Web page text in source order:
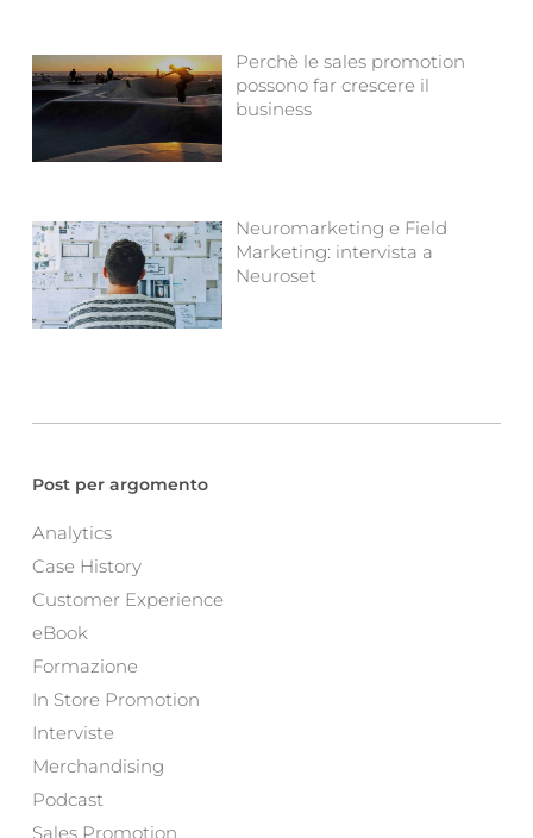
Perchè le sales promotion
possono far crescere il
business
Neuromarketing e Field
Marketing: intervista a
Neuroset
Post per argomento
Analytics
Case History
Customer Experience
eBook
Formazione
In Store Promotion
Interviste
Merchandising
Podcast
Sales Promotion